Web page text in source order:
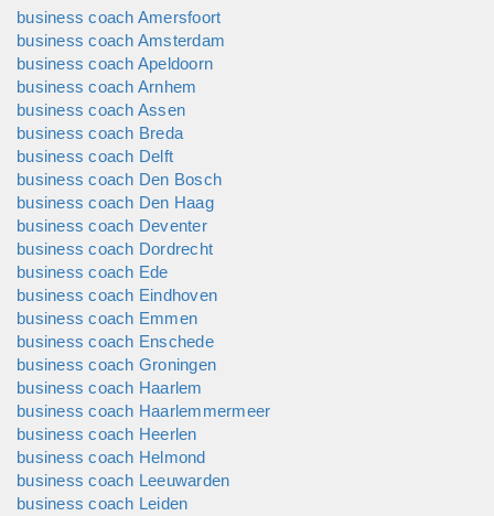
terug gaan naar je eigen oorsprong, je eigen essentie. Van
daaruit gaan we verder, vanuit je eigen authenticiteit naar een
ni...
business coach Amersfoort
business coach Amsterdam
business coach Apeldoorn
business coach Arnhem
business coach Assen
business coach Breda
business coach Delft
business coach Den Bosch
business coach Den Haag
business coach Deventer
business coach Dordrecht
business coach Ede
business coach Eindhoven
business coach Emmen
business coach Enschede
business coach Groningen
business coach Haarlem
business coach Haarlemmermeer
business coach Heerlen
business coach Helmond
business coach Leeuwarden
business coach Leiden